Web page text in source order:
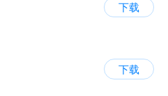
下载
下载